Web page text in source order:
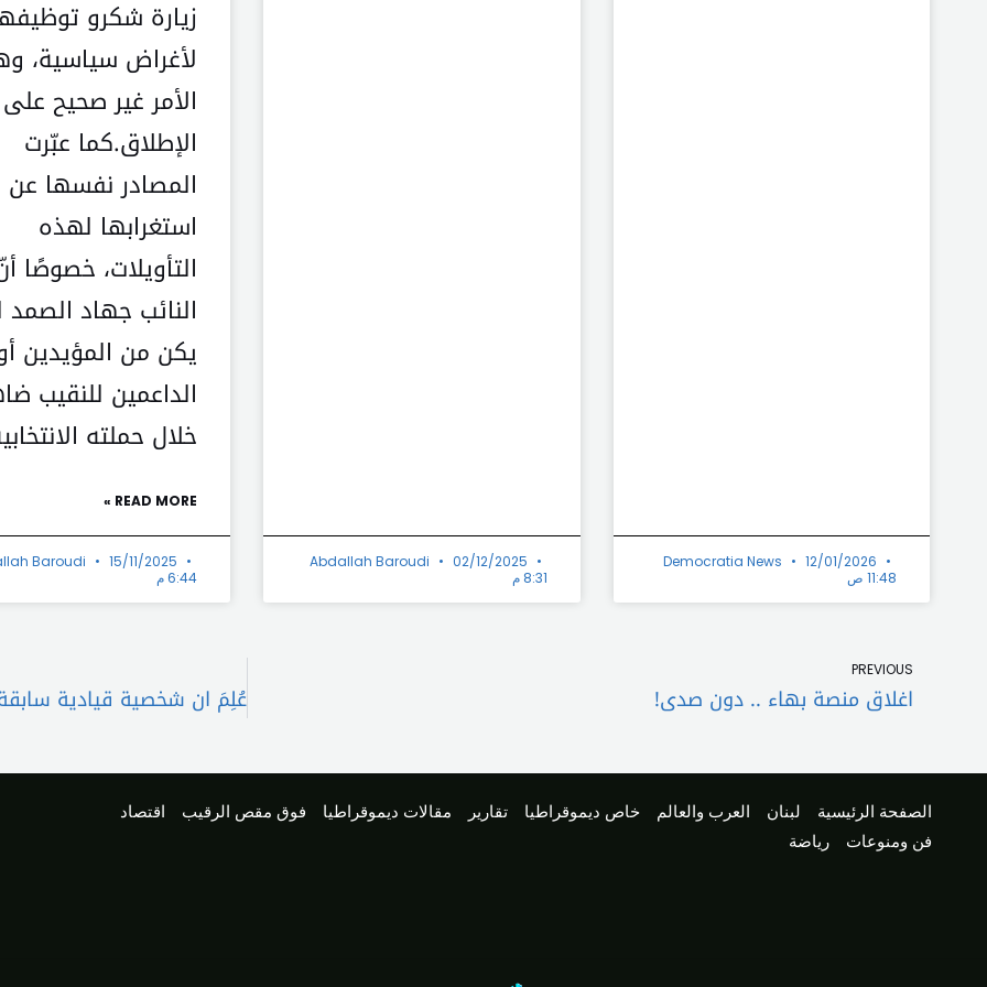
Democratia News
12/01/2026
11:48 ص
Abdallah Baroudi
02/12/2025
8:31 م
زيارة شكرو
لأغراض سياسية،
الأمر غير صحيح على
الإطلاق.كما عبّرت
المصادر نفسها عن
استغرابها لهذه
التأويلات، خصوصًا
النائب جهاد الصمد
يكن من المؤيدين
الداعمين للنقيب
خلال حملته
READ MORE »
Baroudi
15/11/2025
6:44 م
PREVIOUS
اغلاق منصة بهاء .. دون صدى!
الصفحة الرئيسية لبنان العرب والعالم خاص ديموقراطيا تقارير مقالات ديموقراطيا فوق مقص الرقيب
اقتصاد
فن ومنوعات
رياضة